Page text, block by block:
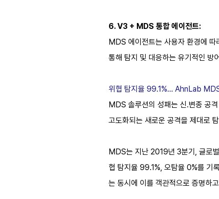
6. V3 + MDS 통합 에이전트:
MDS 에이전트는 사용자 환경에
통해 탐지 및 대응하는 유기적인
위협 탐지율 99.1%... AhnLab
MDS 솔루션의 성패는 신․변종 공
고도화되는 새로운 공격을 제대로
MDS는 지난 2019년 3분기, 글로
협 탐지율 99.1%, 오탐율 0%를 기
는 동시에 이를 객관적으로 증명하